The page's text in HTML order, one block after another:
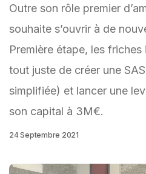
Outre son rôle premier
souhaite s’ouvrir à de
Première étape, les
tout juste de créer une
simplifiée) et lancer une
son capital à 3M€.
24 Septembre 2021